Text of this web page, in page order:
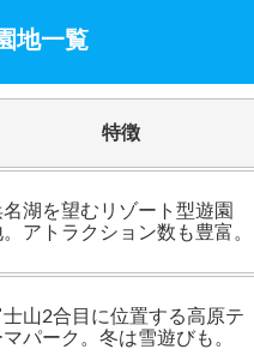
地一覧
特徴
名湖を望むリゾート型遊園
アトラクション数も豊富。
士山2合目に位置する高原テ
マパーク。冬は雪遊びも。